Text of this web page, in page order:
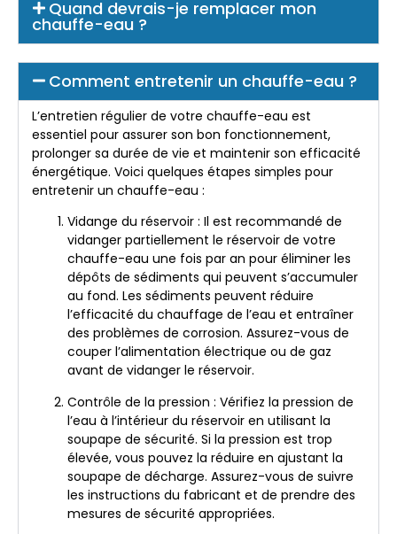
Quand devrais-je remplacer mon
chauffe-eau ?
Comment entretenir un chauffe-eau ?
L’entretien régulier de votre chauffe-eau est
essentiel pour assurer son bon fonctionnement,
prolonger sa durée de vie et maintenir son efficacité
énergétique. Voici quelques étapes simples pour
entretenir un chauffe-eau :
Vidange du réservoir : Il est recommandé de
vidanger partiellement le réservoir de votre
chauffe-eau une fois par an pour éliminer les
dépôts de sédiments qui peuvent s’accumuler
au fond. Les sédiments peuvent réduire
l’efficacité du chauffage de l’eau et entraîner
des problèmes de corrosion. Assurez-vous de
couper l’alimentation électrique ou de gaz
avant de vidanger le réservoir.
Contrôle de la pression : Vérifiez la pression de
l’eau à l’intérieur du réservoir en utilisant la
soupape de sécurité. Si la pression est trop
élevée, vous pouvez la réduire en ajustant la
soupape de décharge. Assurez-vous de suivre
les instructions du fabricant et de prendre des
mesures de sécurité appropriées.